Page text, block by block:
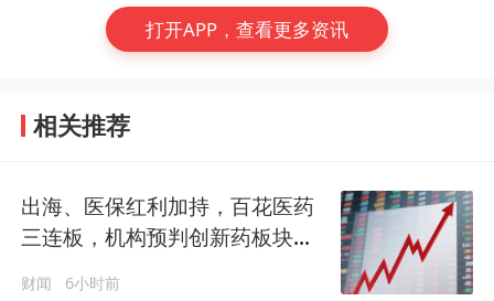
打开APP，查看更多资讯
相关推荐
出海、医保红利加持，百花医药
三连板，机构预判创新药板块下
半年业绩加速释放
财闻 6小时前